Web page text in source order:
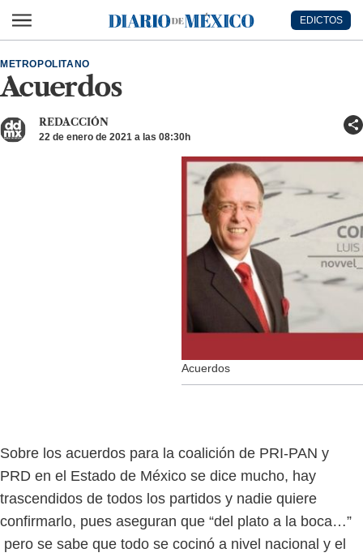
Diario de México
EDICTOS
Acuerdos
METROPOLITANO
REDACCIÓN
22 de enero de 2021 a las 08:30h
Acuerdos
Sobre los acuerdos para la coalición de PRI-PAN y
PRD en el Estado de México se dice mucho, hay
trascendidos de todos los partidos y nadie quiere
confirmarlo, pues aseguran que “del plato a la boca…”
pero se sabe que todo se cocinó a nivel nacional y el